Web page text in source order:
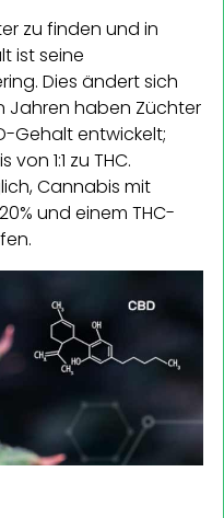
zu finden und in
ist seine
Dies ändert sich
Jahren haben Züchter
Gehalt entwickelt;
1:1 zu THC.
Cannabis mit
und einem THC-